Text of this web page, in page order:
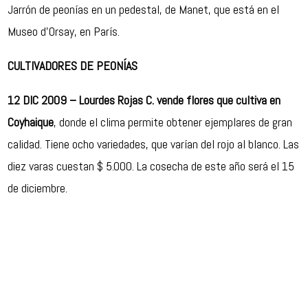
Jarrón de peonías en un pedestal, de Manet, que está en el
Museo d’Orsay, en París.
CULTIVADORES DE PEONÍAS
12 DIC 2009 –Lourdes Rojas C. vende flores que cultiva en
Coyhaique, donde el clima permite obtener ejemplares de gran
calidad. Tiene ocho variedades, que varían del rojo al blanco. Las
diez varas cuestan $ 5.000. La cosecha de este año será el 15
de diciembre.